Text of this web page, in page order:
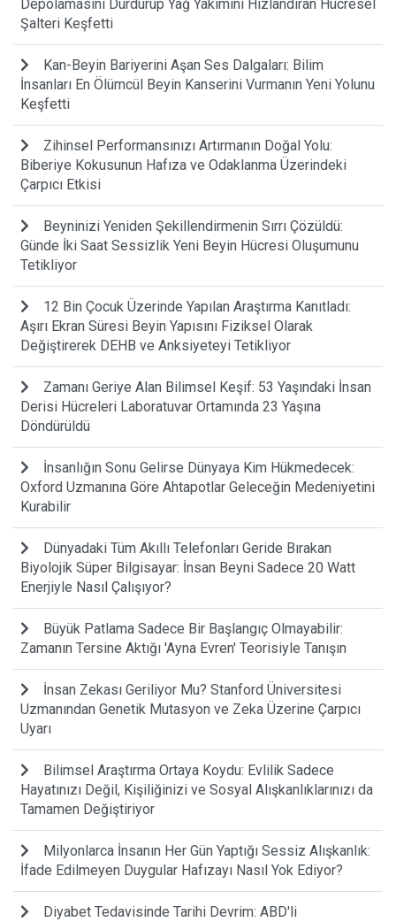
Depolamasını Durdurup Yağ Yakımını Hızlandıran Hücresel
Şalteri Keşfetti
Kan-Beyin Bariyerini Aşan Ses Dalgaları: Bilim
İnsanları En Ölümcül Beyin Kanserini Vurmanın Yeni Yolunu
Keşfetti
Zihinsel Performansınızı Artırmanın Doğal Yolu:
Biberiye Kokusunun Hafıza ve Odaklanma Üzerindeki
Çarpıcı Etkisi
Beyninizi Yeniden Şekillendirmenin Sırrı Çözüldü:
Günde İki Saat Sessizlik Yeni Beyin Hücresi Oluşumunu
Tetikliyor
12 Bin Çocuk Üzerinde Yapılan Araştırma Kanıtladı:
Aşırı Ekran Süresi Beyin Yapısını Fiziksel Olarak
Değiştirerek DEHB ve Anksiyeteyi Tetikliyor
Zamanı Geriye Alan Bilimsel Keşif: 53 Yaşındaki İnsan
Derisi Hücreleri Laboratuvar Ortamında 23 Yaşına
Döndürüldü
İnsanlığın Sonu Gelirse Dünyaya Kim Hükmedecek:
Oxford Uzmanına Göre Ahtapotlar Geleceğin Medeniyetini
Kurabilir
Dünyadaki Tüm Akıllı Telefonları Geride Bırakan
Biyolojik Süper Bilgisayar: İnsan Beyni Sadece 20 Watt
Enerjiyle Nasıl Çalışıyor?
Büyük Patlama Sadece Bir Başlangıç Olmayabilir:
Zamanın Tersine Aktığı 'Ayna Evren' Teorisiyle Tanışın
İnsan Zekası Geriliyor Mu? Stanford Üniversitesi
Uzmanından Genetik Mutasyon ve Zeka Üzerine Çarpıcı
Uyarı
Bilimsel Araştırma Ortaya Koydu: Evlilik Sadece
Hayatınızı Değil, Kişiliğinizi ve Sosyal Alışkanlıklarınızı da
Tamamen Değiştiriyor
Milyonlarca İnsanın Her Gün Yaptığı Sessiz Alışkanlık:
İfade Edilmeyen Duygular Hafızayı Nasıl Yok Ediyor?
Diyabet Tedavisinde Tarihi Devrim: ABD'li